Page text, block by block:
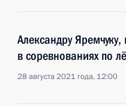
Александру
в соревнованиях по
28 августа 2021 года, 12:00